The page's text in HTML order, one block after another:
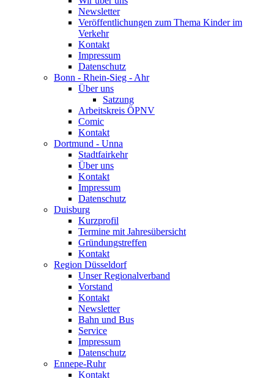
Newsletter
Veröffentlichungen zum Thema Kinder im
Verkehr
Kontakt
Impressum
Datenschutz
Bonn - Rhein-Sieg - Ahr
Über uns
Satzung
Arbeitskreis ÖPNV
Comic
Kontakt
Dortmund - Unna
Stadtfairkehr
Über uns
Kontakt
Impressum
Datenschutz
Duisburg
Kurzprofil
Termine mit Jahresübersicht
Gründungstreffen
Kontakt
Region Düsseldorf
Unser Regionalverband
Vorstand
Kontakt
Newsletter
Bahn und Bus
Service
Impressum
Datenschutz
Ennepe-Ruhr
Kontakt